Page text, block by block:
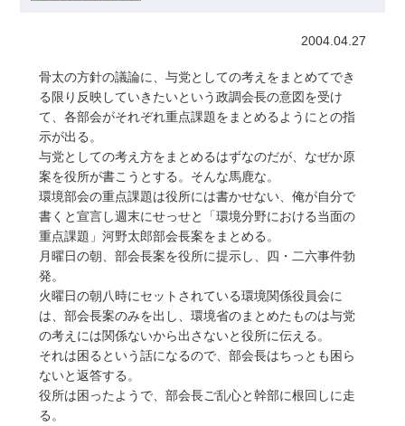
2004.04.27
骨太の方針の議論に、与党としての考えをまとめてでき
る限り反映していきたいという政調会長の意図を受け
て、各部会がそれぞれ重点課題をまとめるようにとの指
示が出る。
与党としての考え方をまとめるはずなのだが、なぜか原
案を役所が書こうとする。そんな馬鹿な。
環境部会の重点課題は役所には書かせない、俺が自分で
書くと宣言し週末にせっせと「環境分野における当面の
重点課題」河野太郎部会長案をまとめる。
月曜日の朝、部会長案を役所に提示し、四・二六事件勃
発。
火曜日の朝八時にセットされている環境関係役員会に
は、部会長案のみを出し、環境省のまとめたものは与党
の考えには関係ないから出さないと役所に伝える。
それは困るという話になるので、部会長はちっとも困ら
ないと返答する。
役所は困ったようで、部会長ご乱心と幹部に根回しに走
る。